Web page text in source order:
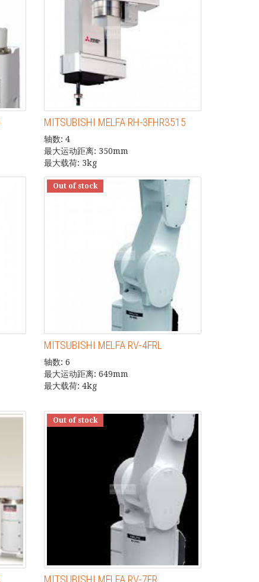
MITSUBISHI MELFA RH-3FHR3515
轴数: 4
最大运动距离: 350mm
最大载荷: 3kg
Out of stock
MITSUBISHI MELFA RV-4FRL
轴数: 6
最大运动距离: 649mm
最大载荷: 4kg
Out of stock
MITSUBISHI MELFA RV-7FR